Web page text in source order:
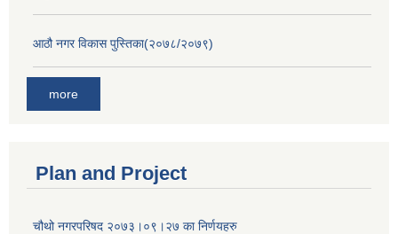
आठौ नगर विकास पुस्तिका(२०७८/२०७९)
more
Plan and Project
चौथो नगरपरिषद २०७३।०९।२७ का निर्णयहरु